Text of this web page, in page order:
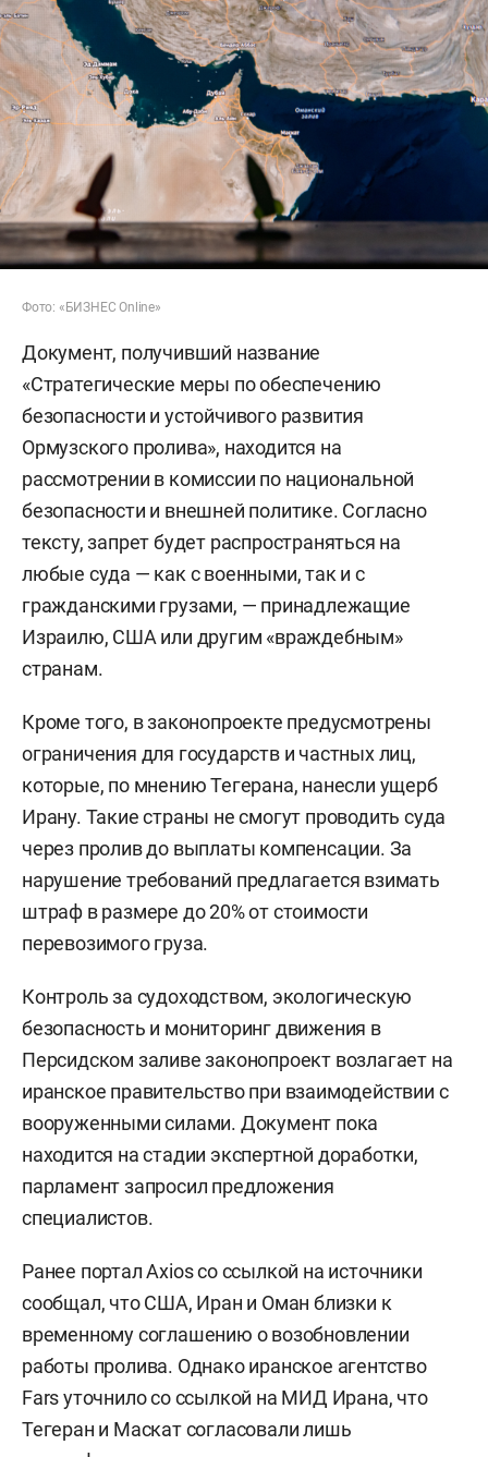
Фото: «БИЗНЕС Online»
Документ, получивший название
«Стратегические меры по обеспечению
безопасности и устойчивого развития
Ормузского пролива», находится на
рассмотрении в комиссии по национальной
безопасности и внешней политике. Согласно
тексту, запрет будет распространяться на
любые суда — как с военными, так и с
гражданскими грузами, — принадлежащие
Израилю, США или другим «враждебным»
странам.
Кроме того, в законопроекте предусмотрены
ограничения для государств и частных лиц,
которые, по мнению Тегерана, нанесли ущерб
Ирану. Такие страны не смогут проводить суда
через пролив до выплаты компенсации. За
нарушение требований предлагается взимать
штраф в размере до 20% от стоимости
перевозимого груза.
Контроль за судоходством, экологическую
безопасность и мониторинг движения в
Персидском заливе законопроект возлагает на
иранское правительство при взаимодействии с
вооруженными силами. Документ пока
находится на стадии экспертной доработки,
парламент запросил предложения
специалистов.
Ранее портал Axios со ссылкой на источники
сообщал, что США, Иран и Оман близки к
временному соглашению о возобновлении
работы пролива. Однако иранское агентство
Fars уточнило со ссылкой на МИД Ирана, что
Тегеран и Маскат согласовали лишь